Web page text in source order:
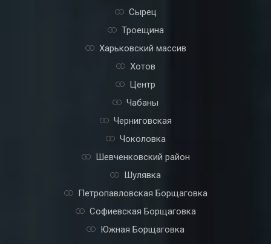
Сырец
Троещина
Харьковский массив
Хотов
Центр
Чабаны
Черниговская
Чоколовка
Шевченковский район
Шулявка
Петропавловская Борщаговка
Софиевская Борщаговка
Южная Борщаговка